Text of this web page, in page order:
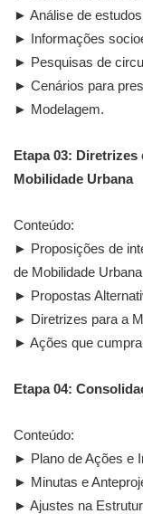
► Análise de
► Informações
► Pesquisas de
► Cenários para
► Modelagem.
Etapa 03: Diretrizes
Mobilidade Urbana
Conteúdo:
► Proposições de
de Mobilidade
► Propostas
► Diretrizes para a
► Ações que
Etapa 04:
Conteúdo:
► Plano de Ações e
► Minutas e
► Ajustes na